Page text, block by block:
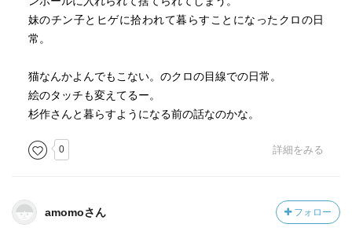
妹のチン子とヒゲに拾われて暮らすことになったクロの日
常。
猫なんかよんでもこない。のクロの目線での日常。
絵のタッチも変えてるー。
杉作さんと暮らすようになる前の話なのかな。
0 詳細をみる
amomoさん フォロー